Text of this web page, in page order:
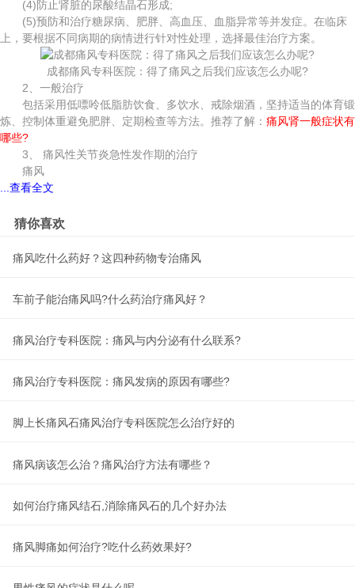
(4)防止肾脏的尿酸结晶石形成;
(5)预防和治疗糖尿病、肥胖、高血压、血脂异常等并发症。在临床
上，要根据不同病期的病情进行针对性处理，选择最佳治疗方案。
成都痛风专科医院：得了痛风之后我们应该怎么办呢?
2、一般治疗
包括采用低嘌呤低脂肪饮食、多饮水、戒除烟酒，坚持适当的体育锻
炼、控制体重避免肥胖、定期检查等方法。推荐了解： 痛风肾一般症状有
哪些?
3、 痛风性关节炎急性发作期的治疗
痛风
...查看全文
猜你喜欢
痛风吃什么药好？这四种药物专治痛风
车前子能治痛风吗?什么药治疗痛风好？
痛风治疗专科医院：痛风与内分泌有什么联系?
痛风治疗专科医院：痛风发病的原因有哪些?
脚上长痛风石痛风治疗专科医院怎么治疗好的
痛风病该怎么治？痛风治疗方法有哪些？
如何治疗痛风结石,消除痛风石的几个好办法
痛风脚痛如何治疗?吃什么药效果好?